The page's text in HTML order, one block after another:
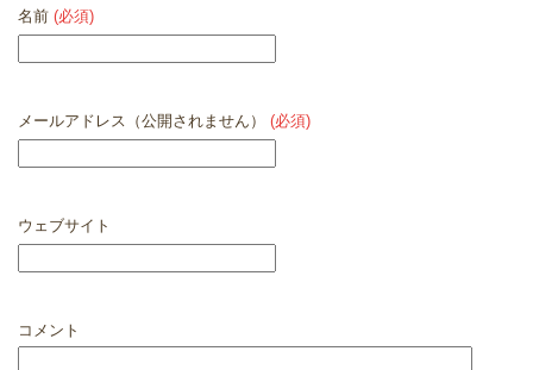
名前 (必須)
メールアドレス（公開されません） (必須)
ウェブサイト
コメント